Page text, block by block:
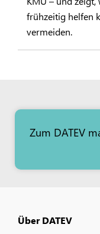
frühzeitig helfen
vermeiden.
Zum DATEV
Über DATEV